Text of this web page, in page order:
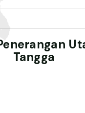
Tangga